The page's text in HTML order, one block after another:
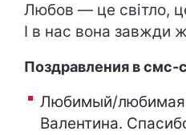
Любов — це світло,
І в нас вона завжди
Поздравления в
Любимый/
Валентина.